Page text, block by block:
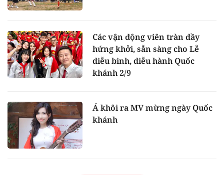
Các vận động viên tràn đầy
hứng khởi, sẵn sàng cho Lễ
diễu binh, diễu hành Quốc
khánh 2/9
Á khôi ra MV mừng ngày Quốc
khánh